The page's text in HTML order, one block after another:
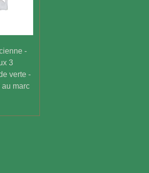
-
3
verte -
au marc